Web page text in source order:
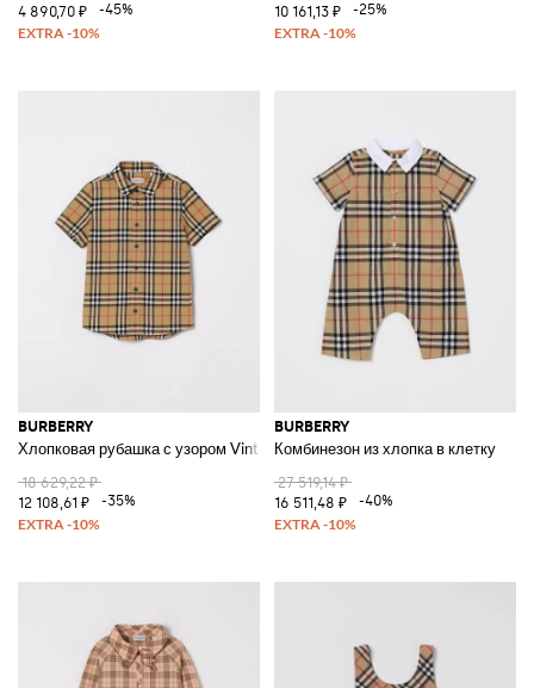
4 890,70 ₽
-45%
10 161,13 ₽
-25%
BURBERRY
Хлопковая рубашка с узором Vintage Check
18 629,22 ₽
12 108,61 ₽
-35%
BURBERRY
Комбинезон из хлопка в клетку
27 519,14 ₽
16 511,48 ₽
-40%